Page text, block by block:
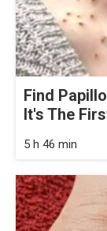
Find
It's The
5 h 46 min